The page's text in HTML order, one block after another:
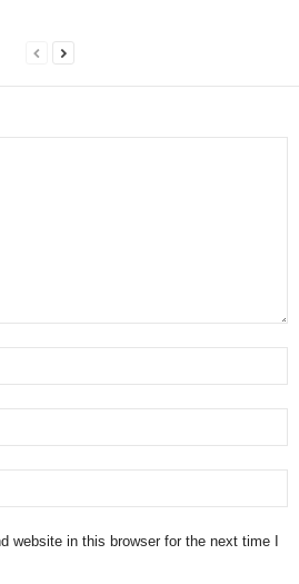
website in this browser for the next time I